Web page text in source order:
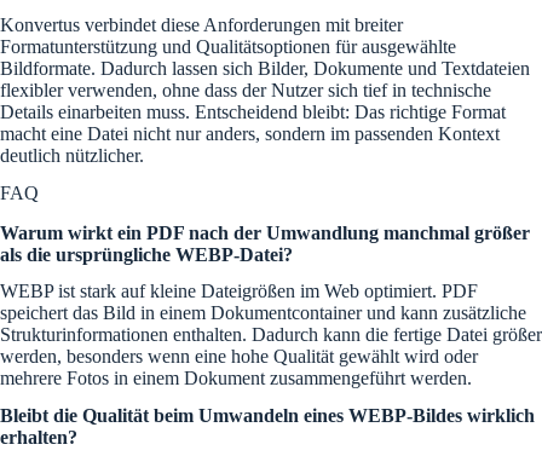
Konvertus verbindet diese Anforderungen mit breiter
Formatunterstützung und Qualitätsoptionen für ausgewählte
Bildformate. Dadurch lassen sich Bilder, Dokumente und Textdateien
flexibler verwenden, ohne dass der Nutzer sich tief in technische
Details einarbeiten muss. Entscheidend bleibt: Das richtige Format
macht eine Datei nicht nur anders, sondern im passenden Kontext
deutlich nützlicher.
FAQ
Warum wirkt ein PDF nach der Umwandlung manchmal größer
als die ursprüngliche WEBP-Datei?
WEBP ist stark auf kleine Dateigrößen im Web optimiert. PDF
speichert das Bild in einem Dokumentcontainer und kann zusätzliche
Strukturinformationen enthalten. Dadurch kann die fertige Datei größer
werden, besonders wenn eine hohe Qualität gewählt wird oder
mehrere Fotos in einem Dokument zusammengeführt werden.
Bleibt die Qualität beim Umwandeln eines WEBP-Bildes wirklich
erhalten?